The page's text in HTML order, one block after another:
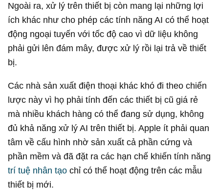
Ngoài ra, xử lý trên thiết bị còn mang lại những lợi
ích khác như cho phép các tính năng AI có thể hoạt
động ngoại tuyến với tốc độ cao vì dữ liệu không
phải gửi lên đám mây, được xử lý rồi lại trả về thiết
bị.
Các nhà sản xuất điện thoại khác khó đi theo chiến
lược này vì họ phải tính đến các thiết bị cũ giá rẻ
mà nhiều khách hàng có thể đang sử dụng, không
đủ khả năng xử lý AI trên thiết bị. Apple ít phải quan
tâm về cấu hình nhờ sản xuất cả phần cứng và
phần mềm và đã đặt ra các hạn chế khiến tính năng
trí tuệ nhân tạo chỉ có thể hoạt động trên các mẫu
thiết bị mới.